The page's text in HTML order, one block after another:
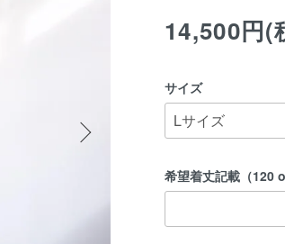
14,500円(
サイズ
希望着丈記載（120